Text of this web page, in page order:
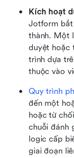
Kích hoạt
Jotform bắt
thành. Một
duyệt hoặc
trình dựa
thuộc vào
Quy trình
đến một
hoặc từ
chuỗi đánh
logic cấp
giai đoạn